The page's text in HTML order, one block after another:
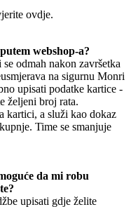
ovdje.
webshop-a?
odmah nakon završetka
na sigurnu Monri
upisati podatke kartice -
željeni broj rata.
kartici, a služi kao dokaz
Time se smanjuje
da mi robu
upisati gdje želite